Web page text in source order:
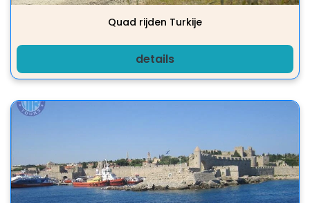
Quad rijden Turkije
details